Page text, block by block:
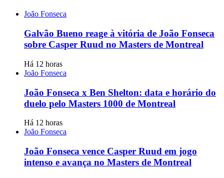
João Fonseca
Galvão Bueno reage à vitória de João Fonseca
sobre Casper Ruud no Masters de Montreal
Há 12 horas
João Fonseca
João Fonseca x Ben Shelton: data e horário do
duelo pelo Masters 1000 de Montreal
Há 12 horas
João Fonseca
João Fonseca vence Casper Ruud em jogo
intenso e avança no Masters de Montreal